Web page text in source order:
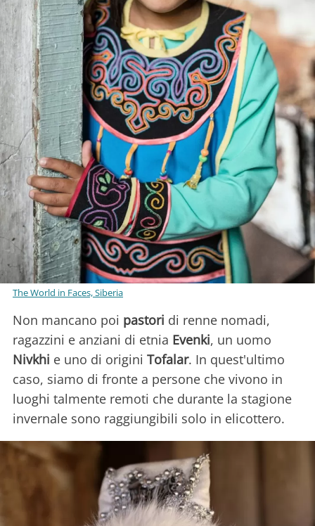
The World in Faces, Siberia
Non mancano poi pastori di renne nomadi,
ragazzini e anziani di etnia Evenki, un uomo
Nivkhi e uno di origini Tofalar. In quest'ultimo
caso, siamo di fronte a persone che vivono in
luoghi talmente remoti che durante la stagione
invernale sono raggiungibili solo in elicottero.